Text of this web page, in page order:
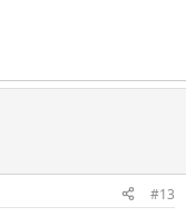
#13